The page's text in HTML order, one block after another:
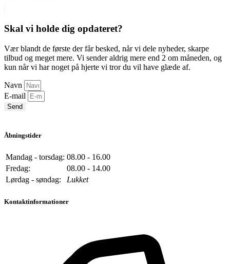
Skal vi holde dig opdateret?
Vær blandt de første der får besked, når vi dele nyheder, skarpe
tilbud og meget mere. Vi sender aldrig mere end 2 om måneden, og
kun når vi har noget på hjerte vi tror du vil have glæde af.
Navn
E-mail
Send
Åbningstider
Mandag - torsdag: 08.00 - 16.00
Fredag:
08.00 - 14.00
Lørdag - søndag:
Lukket
Kontaktinformationer